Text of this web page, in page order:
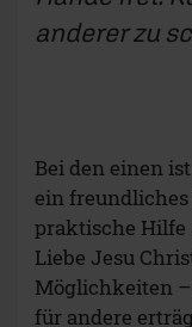
anderer zu
Bei den einen
ein
praktische Hilfe
Liebe Jesu
Möglichkeiten –
für andere